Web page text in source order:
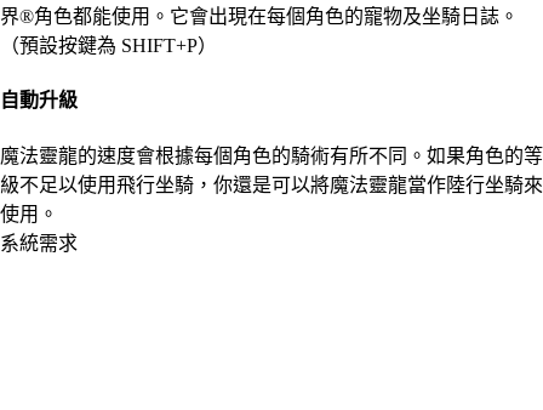
界®角色都能使用。它會出現在每個角色的寵物及坐騎日誌。
（預設按鍵為 SHIFT+P）
自動升級
魔法靈龍的速度會根據每個角色的騎術有所不同。如果角色的等
級不足以使用飛行坐騎，你還是可以將魔法靈龍當作陸行坐騎來
使用。
系統需求